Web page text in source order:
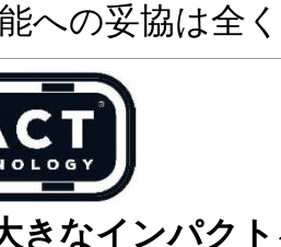
への妥協は全
きなインパク